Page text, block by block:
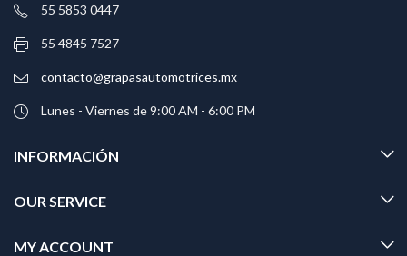
55 5853 0447
55 4845 7527
contacto@grapasautomotrices.mx
Lunes - Viernes de 9:00 AM - 6:00 PM
INFORMACIÓN
OUR SERVICE
MY ACCOUNT